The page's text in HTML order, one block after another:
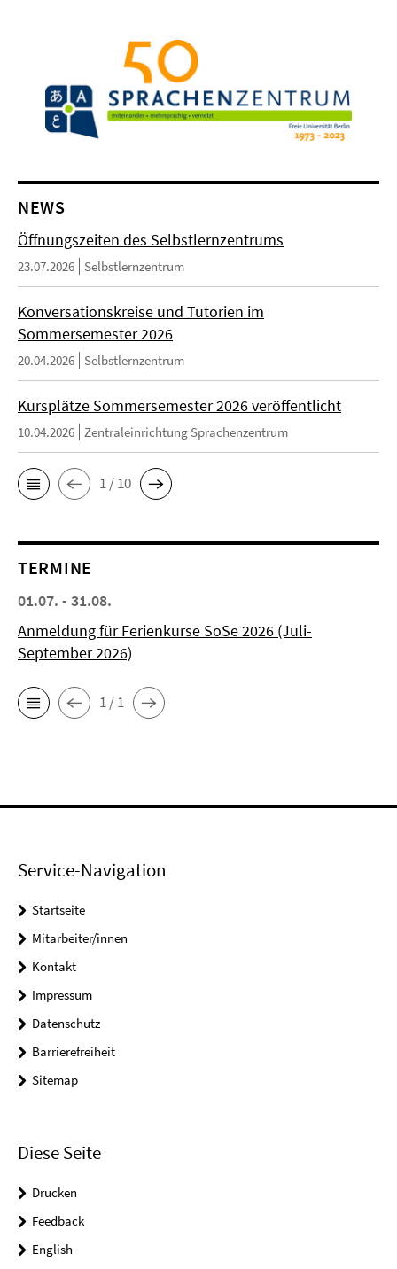
NEWS
Öffnungszeiten des Selbstlernzentrums
23.07.2026 Selbstlernzentrum
Konversationskreise und Tutorien im
Sommersemester 2026
20.04.2026 Selbstlernzentrum
Kursplätze Sommersemester 2026 veröffentlicht
10.04.2026 Zentraleinrichtung Sprachenzentrum
1 / 10
TERMINE
01.07. - 31.08.
Anmeldung für Ferienkurse SoSe 2026 (Juli-
September 2026)
1 / 1
Service-Navigation
Startseite
Mitarbeiter/innen
Kontakt
Impressum
Datenschutz
Barrierefreiheit
Sitemap
Diese Seite
Drucken
Feedback
English